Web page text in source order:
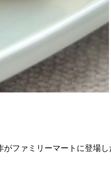
ファミリーマートに登場し